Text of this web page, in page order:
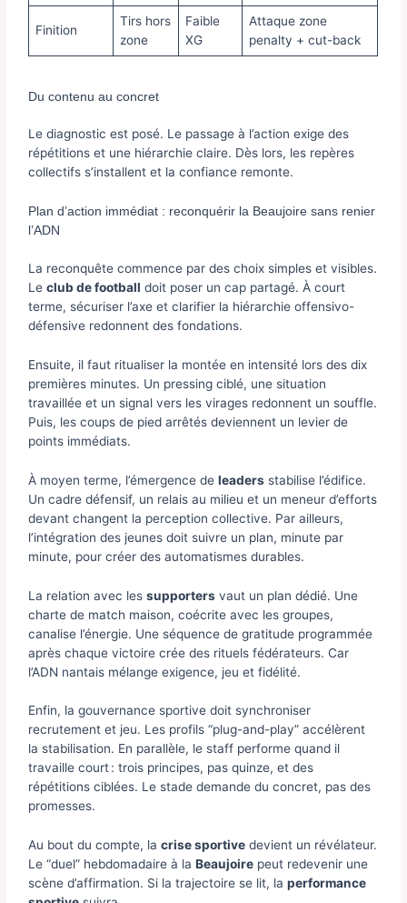
Finition
Tirs hors
zone
Faible
XG
Attaque zone
penalty + cut-back
Du contenu au concret
Le diagnostic est posé. Le passage à l’action exige des
répétitions et une hiérarchie claire. Dès lors, les repères
collectifs s’installent et la confiance remonte.
Plan d’action immédiat : reconquérir la Beaujoire sans renier
l’ADN
La reconquête commence par des choix simples et visibles.
Leclub de football doit poser un cap partagé. À court
terme, sécuriser l’axe et clarifier la hiérarchie offensivo-
défensive redonnent des fondations.
Ensuite, il faut ritualiser la montée en intensité lors des dix
premières minutes. Un pressing ciblé, une situation
travaillée et un signal vers les virages redonnent un souffle.
Puis, les coups de pied arrêtés deviennent un levier de
points immédiats.
À moyen terme, l’émergence deleaders stabilise l’édifice.
Un cadre défensif, un relais au milieu et un meneur d’efforts
devant changent la perception collective. Par ailleurs,
l’intégration des jeunes doit suivre un plan, minute par
minute, pour créer des automatismes durables.
La relation avec lessupporters vaut un plan dédié. Une
charte de match maison, coécrite avec les groupes,
canalise l’énergie. Une séquence de gratitude programmée
après chaque victoire crée des rituels fédérateurs. Car
l’ADN nantais mélange exigence, jeu et fidélité.
Enfin, la gouvernance sportive doit synchroniser
recrutement et jeu. Les profils “plug-and-play” accélèrent
la stabilisation. En parallèle, le staff performe quand il
travaille court : trois principes, pas quinze, et des
répétitions ciblées. Le stade demande du concret, pas des
promesses.
Au bout du compte, lacrise sportive devient un révélateur.
Le “duel” hebdomadaire à laBeaujoire peut redevenir une
scène d’affirmation. Si la trajectoire se lit, laperformance